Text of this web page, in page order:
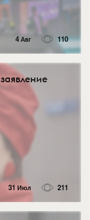
4 Авг 110
31 Июл 211